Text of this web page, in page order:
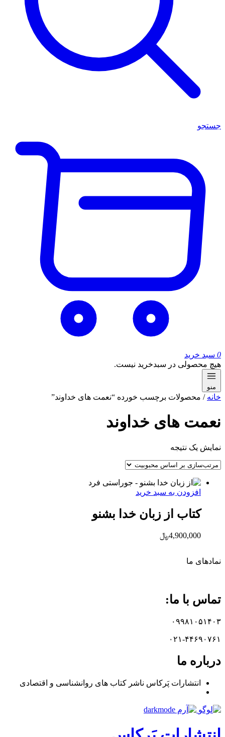
جستجو
0 سبد خرید
هیچ محصولی در سبدخرید نیست.
منو
خانه / محصولات برچسب خورده “نعمت های خداوند”
نعمت های خداوند
نمایش یک نتیجه
افزودن به سبد خرید
کتاب از زبان خدا بشنو
4,900,000﷼
نماد‌های ما
تماس با ما:
۰۹۹۸۱۰۵۱۴۰۳
۰۲۱-۴۴۶۹۰۷۶۱
درباره ما
انتشارات پَرکاس ناشر کتاب های روانشناسی و اقتصادی